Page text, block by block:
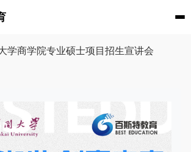
学商学院专业硕士项目招生宣讲会